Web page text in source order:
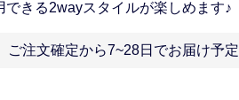
できる2wayスタイルが楽しめます♪
ご注文確定から7~28日でお届け予定